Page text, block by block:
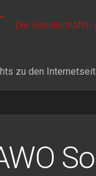
Die Gesellschafts-
zu den